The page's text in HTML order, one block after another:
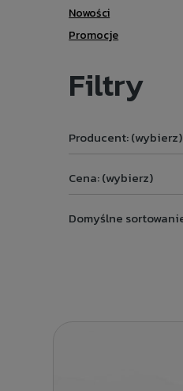
Nowości
Promocje
Filtry
Producent: (wybierz)
Cena: (wybierz)